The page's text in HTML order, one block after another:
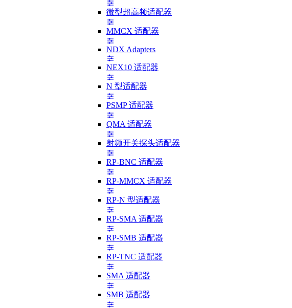
微型超高频适配器
MMCX 适配器
NDX Adapters
NEX10 适配器
N 型适配器
PSMP 适配器
QMA 适配器
射频开关探头适配器
RP-BNC 适配器
RP-MMCX 适配器
RP-N 型适配器
RP-SMA 适配器
RP-SMB 适配器
RP-TNC 适配器
SMA 适配器
SMB 适配器